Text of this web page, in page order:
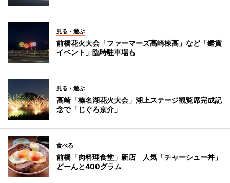
見る・遊ぶ
前橋花火大会「ファーマーズ高崎棟高」など「鑑賞
イベント」臨時駐車場も
見る・遊ぶ
高崎「榛名湖花火大会」湖上ステージ観覧席完成記
念で「じぐろ京介」
食べる
前橋「肉料理食堂」新店 人気「チャーシュー丼」
どーんと400グラム